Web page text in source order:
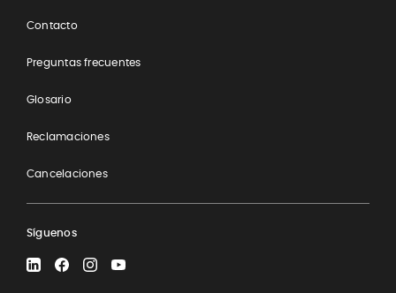
Contacto
Preguntas frecuentes
Glosario
Reclamaciones
Cancelaciones
Síguenos
LinkedInFacebookInstagramYouTube